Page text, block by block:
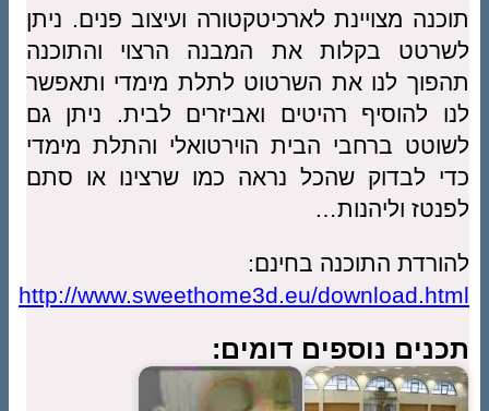
לארכיטקטורה ועיצוב פנים. ניתן
את המבנה הרצוי והתוכנה
את השרטוט לתלת מימדי ותאפשר
רהיטים ואביזרים לבית. ניתן גם
הבית הוירטואלי והתלת מימדי
שהכל נראה כמו שרצינו או סתם
בחינם:
http://www.sweethome3d.eu/
דומים: